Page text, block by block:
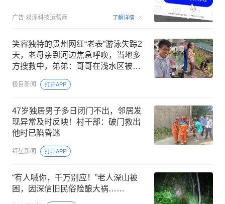
广告 易泽科技运营商 了解详情 00:15
笑容独特的贵州网红“老表”游泳失踪2
天，老母亲到河边焦急呼唤，当地多
方搜救中，弟弟：哥哥在浅水区被急
流冲进深水区
极目新闻 打开APP
47岁独居男子多日闭门不出，邻居发
现异常及时反映！村干部：破门救出
他时已陷昏迷
红星新闻 打开APP
“有人喊你，千万别应！”老人深山被
困，因深信旧民俗险酿大祸……